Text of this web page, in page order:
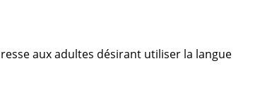
aux adultes désirant utiliser la langue